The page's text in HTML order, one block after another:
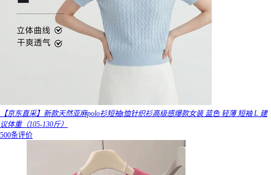
【京东直采】新款天然亚麻polo衫短袖t恤针织衫高级感爆款女装 蓝色 轻薄 短袖 L 建
议体重（105-130斤）
500条评价